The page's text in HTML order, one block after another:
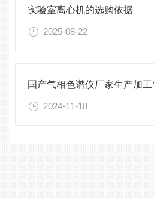
实验室离心机的选购依据
2025-08-22
2024-11-18